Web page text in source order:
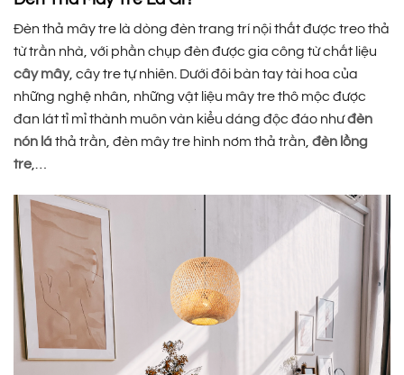
Đèn thả mây tre là dòng đèn trang trí nội thất được treo thả
từ trần nhà, với phần chụp đèn được gia công từ chất liệu
cây mây, cây tre tự nhiên. Dưới đôi bàn tay tài hoa của
những nghệ nhân, những vật liệu mây tre thô mộc được
đan lát tỉ mỉ thành muôn vàn kiểu dáng độc đáo nhưđèn
nón láthả trần, đèn mây tre hình nơm thả trần, đèn lồng
tre,…